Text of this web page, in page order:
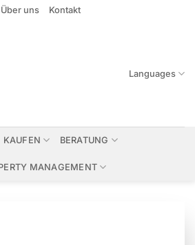
Über uns Kontakt
Languages
KAUFEN BERATUNG
MANAGEMENT